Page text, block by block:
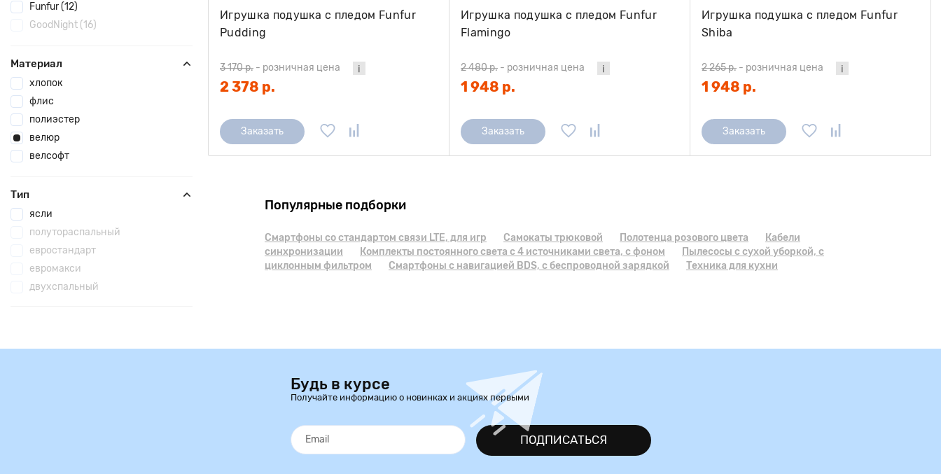
Funfur (12)
GoodNight (16)
Материал
хлопок
флис
полиэстер
велюр
велсофт
Тип
ясли
полутораспальный
евростандарт
евромакси
двухспальный
Игрушка подушка с пледом Funfur
Pudding
3 170 р. - розничная цена
2 378 р.
Заказать
Игрушка подушка с пледом Funfur
Flamingo
2 480 р. - розничная цена
1 948 р.
Заказать
Игрушка подушка с пледом Funfur
Shiba
2 265 р. - розничная цена
1 948 р.
Заказать
Популярные подборки
Смартфоны cо стандартом связи LTE, для игр Самокаты трюковой Полотенца розового цвета
Кабели
синхронизации
Комплекты постоянного света с 4 источниками света, с фоном
Пылесосы с сухой уборкой, с
циклонным фильтром
Смартфоны с навигацией BDS, с беспроводной зарядкой Техника для кухни
Будь в курсе
Получайте информацию о новинках и акциях первыми
ПОДПИСАТЬСЯ